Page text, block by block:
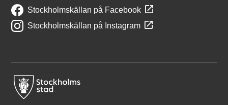
Stockholmskällan på Facebook
Stockholmskällan på Instagram